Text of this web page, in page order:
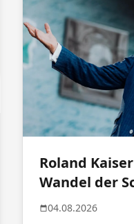
Roland
Wandel der
04.08.2026